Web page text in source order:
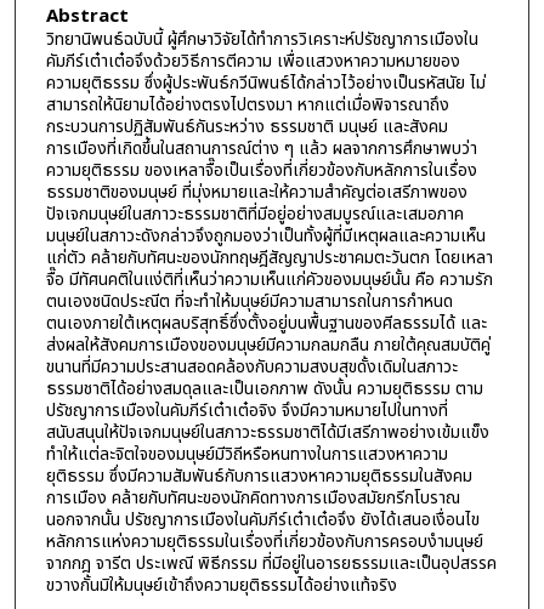
Abstract
วิทยานิพนธ์ฉบับนี้ ผู้ศึกษาวิจัยได้ทำการวิเคราะห์ปรัชญาการเมืองใน
คัมภีร์เต๋าเต๋อจึงด้วยวิธีการตีความ เพื่อแสวงหาความหมายของ
ความยุติธรรม ซึ่งผู้ประพันธ์กวีนิพนธ์ได้กล่าวไว้อย่างเป็นรหัสนัย ไม่
สามารถให้นิยามได้อย่างตรงไปตรงมา หากแต่เมื่อพิจารณาถึง
กระบวนการปฏิสัมพันธ์กันระหว่าง ธรรมชาติ มนุษย์ และสังคม
การเมืองที่เกิดขึ้นในสถานการณ์ต่าง ๆ แล้ว ผลจากการศึกษาพบว่า
ความยุติธรรม ของเหลาจื๊อเป็นเรื่องที่เกี่ยวข้องกับหลักการในเรื่อง
ธรรมชาติของมนุษย์ ที่มุ่งหมายและให้ความสำคัญต่อเสรีภาพของ
ปัจเจกมนุษย์ในสภาวะธรรมชาติที่มีอยู่อย่างสมบูรณ์และเสมอภาค
มนุษย์ในสภาวะดังกล่าวจึงถูกมองว่าเป็นทั้งผู้ที่มีเหตุผลและความเห็น
แก่ตัว คล้ายกับทัศนะของนักทฤษฎีสัญญาประชาคมตะวันตก โดยเหลา
จื๊อ มีทัศนคติในแง่ติที่เห็นว่าความเห็นแก่คัวของมนุษย์นั้น คือ ความรัก
ตนเองชนิดประณีต ที่จะทำให้มนุษย์มีความสามารถในการกำหนด
ตนเองภายใต้เหตุผลบริสุทธิ์ซึ่งตั้งอยู่บนพื้นฐานของศีลธรรมได้ และ
ส่งผลให้สังคมการเมืองของมนุษย์มีความกลมกลืน ภายใต้คุณสมบัติคู่
ขนานที่มีความประสานสอดคล้องกับความสงบสุขดั้งเดิมในสภาวะ
ธรรมชาติได้อย่างสมดุลและเป็นเอกภาพ ดังนั้น ความยุติธรรม ตาม
ปรัชญาการเมืองในคัมภีร์เต๋าเต๋อจิง จึงมีความหมายไปในทางที่
สนับสนุนให้ปัจเจกมนุษย์ในสภาวะธรรมชาติได้มีเสรีภาพอย่างเข้มแข็ง
ทำให้แต่ละจิตใจของมนุษย์มีวิถีหรือหนทางในการแสวงหาความ
ยุติธรรม ซึ่งมีความสัมพันธ์กับการแสวงหาความยุติธรรมในสังคม
การเมือง คล้ายกับทัศนะของนักคิดทางการเมืองสมัยกรีกโบราณ
นอกจากนั้น ปรัชญาการเมืองในคัมภีร์เต๋าเต๋อจึง ยังได้เสนอเงื่อนไข
หลักการแห่งความยุติธรรมในเรื่องที่เกี่ยวข้องกับการครอบงำมนุษย์
จากกฎ จารีต ประเพณี พิธีกรรม ที่มีอยู่ในอารยธรรมและเป็นอุปสรรค
ขวางกั้นมิให้มนุษย์เข้าถึงความยุติธรรมได้อย่างแท้จริง